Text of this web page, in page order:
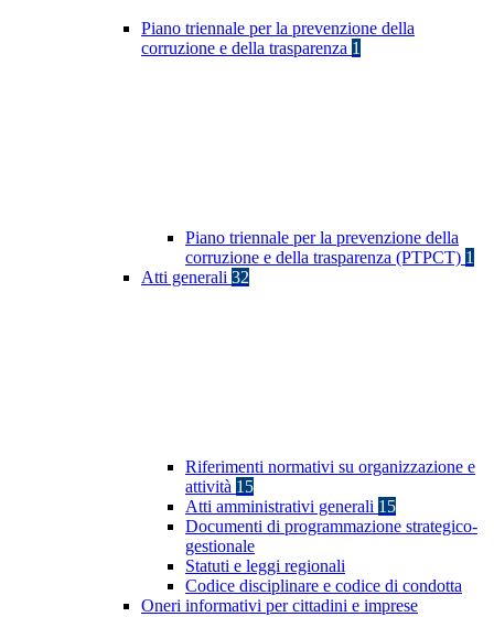
Piano triennale per la prevenzione della
corruzione e della trasparenza 1
Piano triennale per la prevenzione della
corruzione e della trasparenza (PTPCT) 1
Atti generali 32
Riferimenti normativi su organizzazione e
attività 15
Atti amministrativi generali 15
Documenti di programmazione strategico-
gestionale
Statuti e leggi regionali
Codice disciplinare e codice di condotta
Oneri informativi per cittadini e imprese